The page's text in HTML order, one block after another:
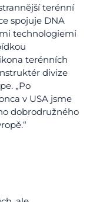
terénní
spojuje DNA
technologiemi
terénních
divize
„Po
v USA jsme
dobrodružného